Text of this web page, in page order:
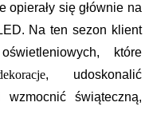
opierały się głównie na
Na ten sezon klient
które
, udoskonalić
wzmocnić świąteczną,